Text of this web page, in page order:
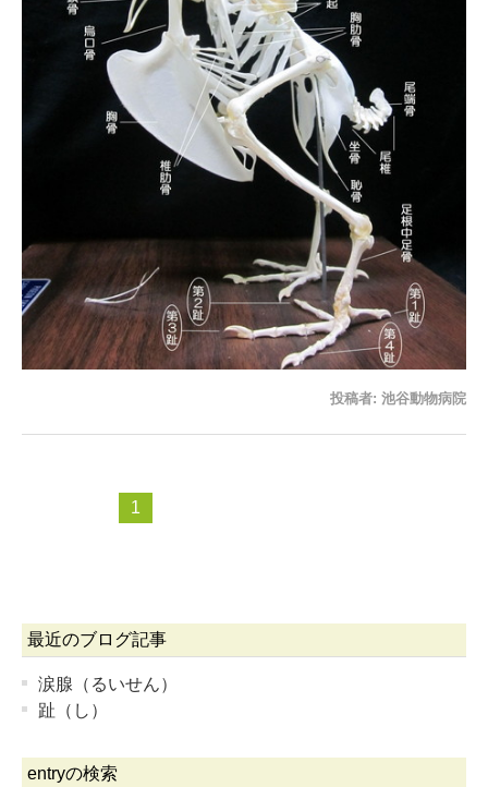
投稿者: 池谷動物病院
1
最近のブログ記事
涙腺（るいせん）
趾（し）
entryの検索